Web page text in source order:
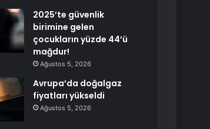
2025’te güvenlik
birimine gelen
çocukların yüzde 44’ü
mağdur!
Ağustos 5, 2026
Avrupa’da doğalgaz
fiyatları yükseldi
Ağustos 5, 2026